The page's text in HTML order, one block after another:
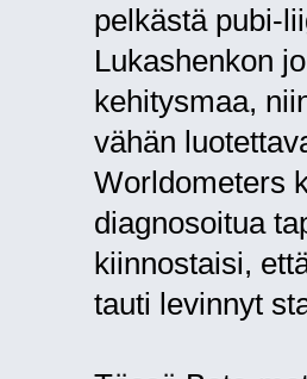
pelkästä pubi-
Lukashenkon
kehitysmaa,
vähän
Worldometers
diagnosoitua
kiinnostaisi,
tauti levinnyt